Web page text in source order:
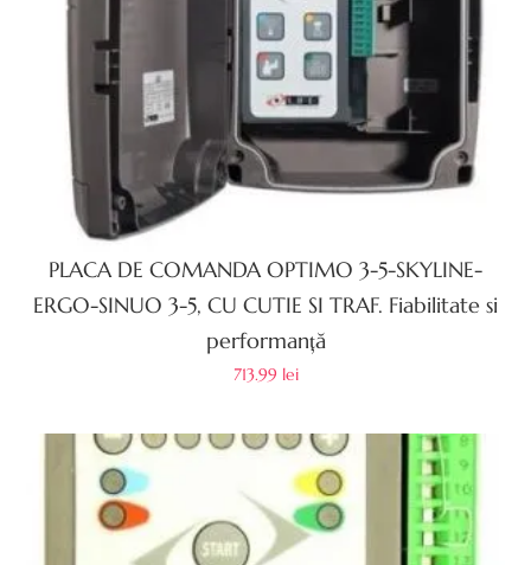
PLACA DE COMANDA OPTIMO 3-5-SKYLINE-
ERGO-SINUO 3-5, CU CUTIE SI TRAF. Fiabilitate si
performanță
713.99 lei